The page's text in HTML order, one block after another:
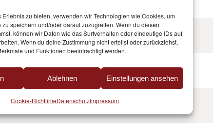
Erlebnis zu bieten, verwenden wir Technologien wie Cookies, um
speichern und/oder darauf zuzugreifen. Wenn du diesen
können wir Daten wie das Surfverhalten oder eindeutige IDs auf
Wenn du deine Zustimmung nicht erteilst oder zurückziehst,
und Funktionen beeinträchtigt werden.
Ablehnen Einstellungen ansehen
Cookie-RichtlinieDatenschutzImpressum
269,–
222,–
226,–